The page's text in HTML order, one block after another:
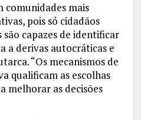
comunidades mais
pois só cidadãos
capazes de identificar
a derivas autocráticas e
“Os mecanismos de
qualificam as escolhas
melhorar as decisões